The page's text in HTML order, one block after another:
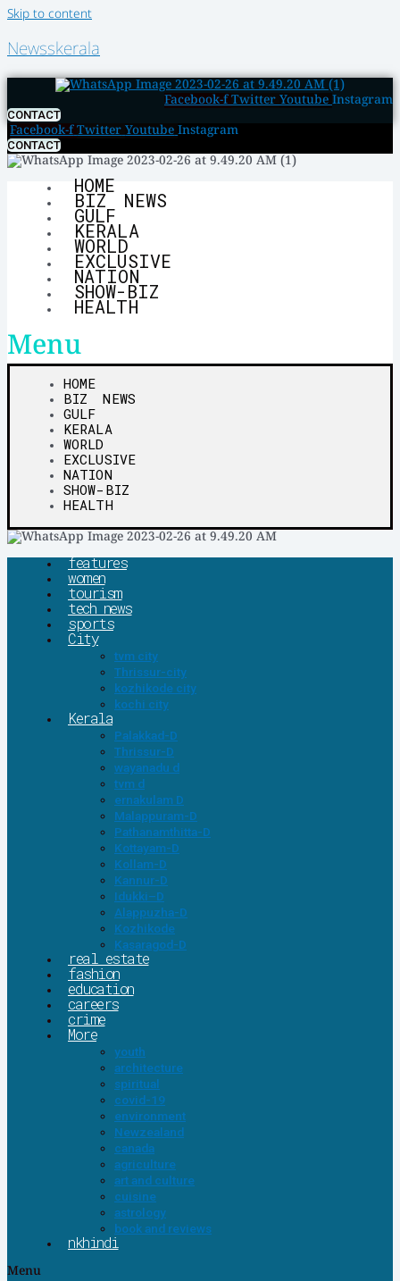
Skip to content
Newsskerala
Facebook-f Twitter Youtube Instagram
CONTACT
Facebook-f Twitter Youtube Instagram
CONTACT
HOME
BIZ NEWS
GULF
KERALA
WORLD
EXCLUSIVE
NATION
SHOW-BIZ
HEALTH
Menu
HOME
BIZ NEWS
GULF
KERALA
WORLD
EXCLUSIVE
NATION
SHOW-BIZ
HEALTH
features
women
tourism
tech news
sports
City
tvm city
Thrissur-city
kozhikode city
kochi city
Kerala
Palakkad-D
Thrissur-D
wayanadu d
tvm d
ernakulam D
Malappuram-D
Pathanamthitta-D
Kottayam-D
Kollam-D
Kannur-D
Idukki–D
Alappuzha-D
Kozhikode
Kasaragod-D
real estate
fashion
education
careers
crime
More
youth
architecture
spiritual
covid-19
environment
Newzealand
canada
agriculture
art and culture
cuisine
astrology
book and reviews
nkhindi
Menu